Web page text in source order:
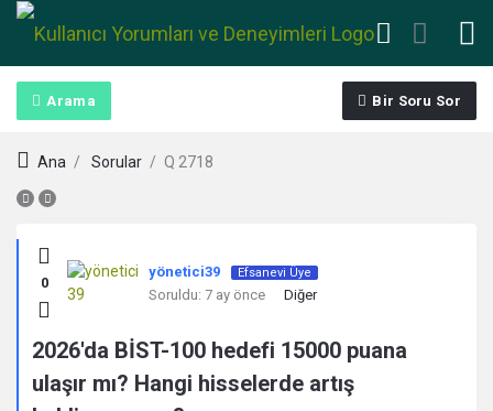
Arama Bir Soru Sor
Ana / Sorular / Q 2718
Kullanıcı
Yorumları
ve
Deneyimleri
0
yönetici39 Efsanevi Üye
Soruldu: 7 ay önce Diğer
2026'da BİST-100 hedefi 15000 puana
ulaşır mı? Hangi hisselerde artış